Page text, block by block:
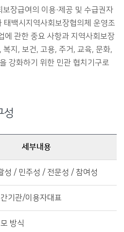
장급여의 이용·제공 및 수급권자
백시지역사회보장협의체 운영조
에 관한 중요 사항과 지역사회보장
지, 보건, 고용, 주거, 교육, 문화,
강화하기 위한 민관 협치기구로
성
세부내용
성 / 민주성 / 전문성 / 참여성
기관/이용자대표
방식